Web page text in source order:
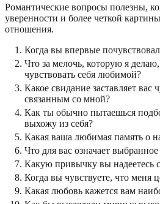
Романтические вопросы полезны,
уверенности и более четкой
отношения.
Когда вы впервые
Что за мелочь, которую я делаю,
чувствовать себя любимой?
Какое свидание заставляет вас
связанным со мной?
Как ты обычно пытаешься
выхожу из себя?
Какая ваша любимая память о
Что для вас означает выбранное
Какую привычку вы надеетесь
Когда вы чувствуете, что меня
Какая любовь кажется вам